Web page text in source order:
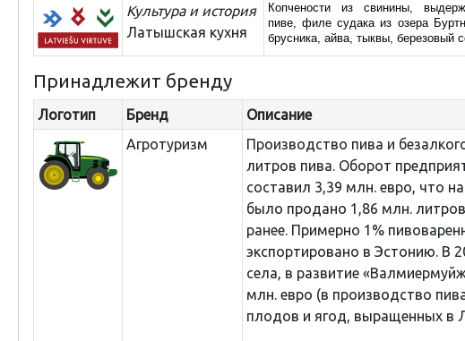
Культура и история
Латышская кухня
Копчености из свинины,
пиве,филе судака из озера
брусника, айва, тыквы, березовый
Принадлежит бренду
Логотип Бренд
Описание
Агротуризм
Производство пива и
литров пива. Оборот
составил 3,39 млн. евро, что
было продано 1,86 млн.
ранее. Примерно 1%
экспортировано в Эстонию. В
села, в развитие
млн. евро (в производство
плодов и ягод, выращенных в